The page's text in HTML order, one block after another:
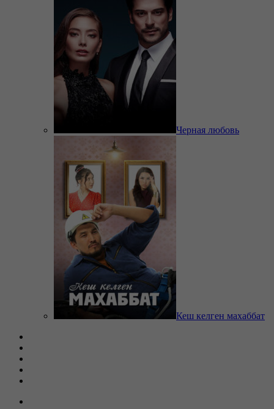
Черная любовь
Кеш келген махаббат